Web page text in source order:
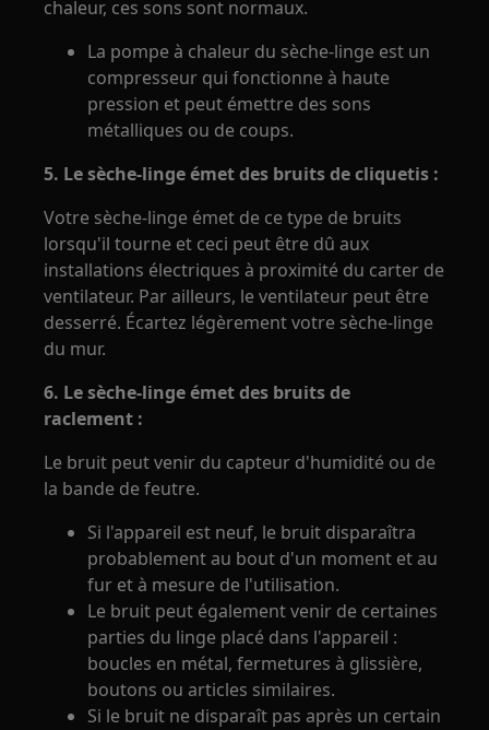
chaleur, ces sons sont normaux.
La pompe à chaleur du sèche-linge est un
compresseur qui fonctionne à haute
pression et peut émettre des sons
métalliques ou de coups.
5. Le sèche-linge émet des bruits de cliquetis :
Votre sèche-linge émet de ce type de bruits
lorsqu'il tourne et ceci peut être dû aux
installations électriques à proximité du carter de
ventilateur. Par ailleurs, le ventilateur peut être
desserré. Écartez légèrement votre sèche-linge
du mur.
6. Le sèche-linge émet des bruits de
raclement :
Le bruit peut venir du capteur d'humidité ou de
la bande de feutre.
Si l'appareil est neuf, le bruit disparaîtra
probablement au bout d'un moment et au
fur et à mesure de l'utilisation.
Le bruit peut également venir de certaines
parties du linge placé dans l'appareil :
boucles en métal, fermetures à glissière,
boutons ou articles similaires.
Si le bruit ne disparaît pas après un certain